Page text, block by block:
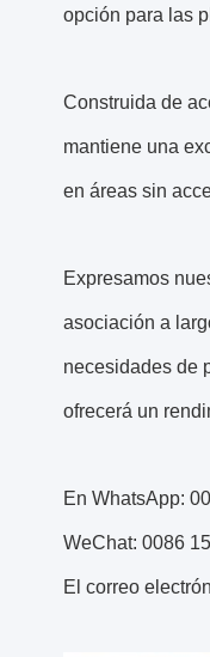
opción para las
Construida de
mantiene una
en áreas sin
Expresamos
asociación a
necesidades de
ofrecerá un
En WhatsApp:
WeChat: 0086
El correo